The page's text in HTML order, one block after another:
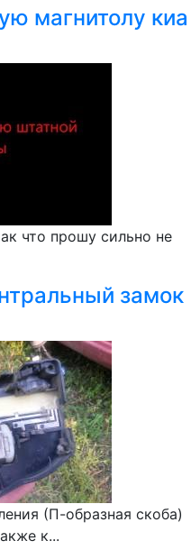
магнитолу киа
что прошу сильно не
замок
(П-образная скоба)
к...